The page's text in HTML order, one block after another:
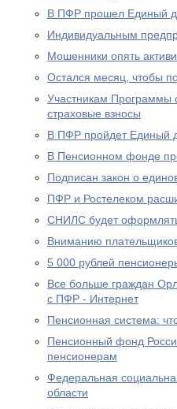
В ПФР прошел Единый
Индивидуальным
Мошенники опять
Остался месяц, чтобы
Участникам Программы
страховые взносы
В ПФР пройдет Единый
В Пенсионном фонде
Подписан закон о
ПФР и Ростелеком
СНИЛС будет
Вниманию
5 000 рублей
Все больше граждан
с ПФР - Интернет
Пенсионная система:
Пенсионный фонд
пенсионерам
Федеральная
области